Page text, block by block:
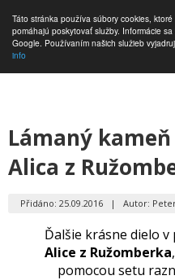
Táto stránka používa súbory cookies, ktoré
pomáhajú poskytovať služby. Informácie
Google. Používaním našich služieb
info
Lámaný kameň
Alica z
Přidáno: 25.09.2016 | Autor:
Ďalšie krásne dielo
Alice z Ružomberka
pomocou setu